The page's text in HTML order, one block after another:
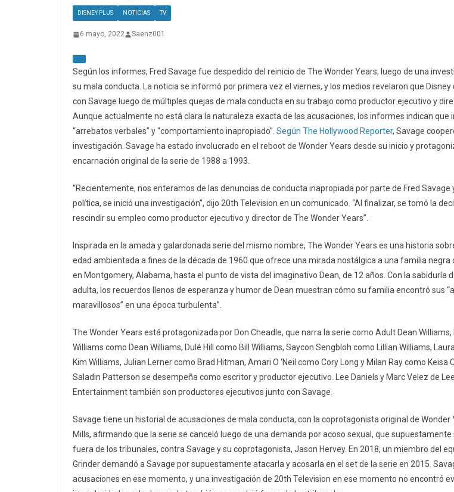
DISNEY PLUS NOTICIAS TV
6 mayo, 2022 Saenz001
Según los informes, Fred Savage fue despedido del reinicio de The Wonder Years, luego de una
su mala conducta. La noticia se informó por primera vez el viernes, y los medios revelaron que Disney
con Savage luego de múltiples quejas de mala conducta en su trabajo como productor ejecutivo y
Aunque actualmente no está clara la naturaleza exacta de las acusaciones, los informes indican que
“arrebatos verbales” y “comportamiento inapropiado”. Según The Hollywood Reporter, Savage
investigación. Savage ha estado involucrado en el reboot de Wonder Years desde su inicio y
encarnación original de la serie de 1988 a 1993.
“Recientemente, nos enteramos de las denuncias de conducta inapropiada por parte de Fred Savage
política, se inició una investigación”, dijo 20th Television en un comunicado. “Al finalizar, se tomó la
rescindir su empleo como productor ejecutivo y director de The Wonder Years”.
Inspirada en la amada y galardonada serie del mismo nombre, The Wonder Years es una historia
edad ambientada a fines de la década de 1960 que ofrece una mirada nostálgica a una familia negra
en Montgomery, Alabama, hasta el punto de vista del imaginativo Dean, de 12 años. Con la sabiduría
adulta, los recuerdos llenos de esperanza y humor de Dean muestran cómo su familia encontró sus
maravillosos” en una época turbulenta”.
The Wonder Years está protagonizada por Don Cheadle, que narra la serie como Adult Dean Williams,
Williams como Dean Williams, Dulé Hill como Bill Williams, Saycon Sengbloh como Lillian Williams,
Kim Williams, Julian Lerner como Brad Hitman, Amari O ‘Neil como Cory Long y Milan Ray como Keisa
Saladin Patterson se desempeña como escritor y productor ejecutivo. Lee Daniels y Marc Velez de
Entertainment también son productores ejecutivos junto con Savage.
Savage tiene un historial de acusaciones de mala conducta, con la coprotagonista original de Wonder
Mills, afirmando que la serie se canceló luego de una demanda por acoso sexual, que supuestamente
fuera de los tribunales, contra Savage y su coprotagonista, Jason Hervey. En 2018, un miembro del
Grinder demandó a Savage por supuestamente atacarla y acosarla en el set de la serie en 2015.
acusaciones en ese momento, y una investigación de 20th Television en ese momento no encontró